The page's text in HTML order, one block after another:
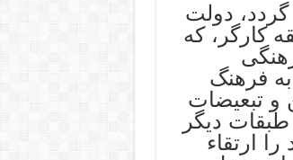
دولت
کارگر، که
به فرهنگ
و تبعیضات
دیگر
ارتقاء